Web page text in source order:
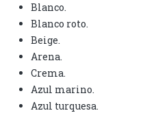
Blanco.
Blanco roto.
Beige.
Arena.
Crema.
Azul marino.
Azul turquesa.